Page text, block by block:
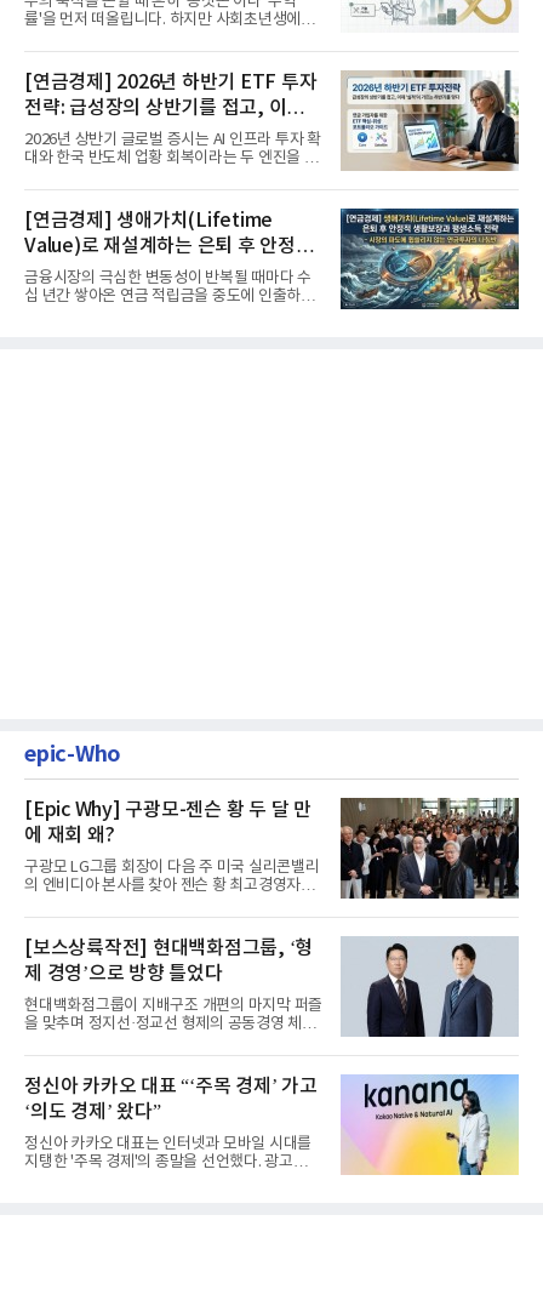
률'을 먼저 떠올립니다. 하지만 사회초년생에게
[연금경제] 2026년 하반기 ETF 투자
전략: 급성장의 상반기를 접고, 이제
'실적'이 가르는 하반기를 맞다
2026년 상반기 글로벌 증시는 AI 인프라 투자 확
대와 한국 반도체 업황 회복이라는 두 엔진을 달
[연금경제] 생애가치(Lifetime
Value)로 재설계하는 은퇴 후 안정적
생활보장과 평생소득 전략
금융시장의 극심한 변동성이 반복될 때마다 수
십 년간 쌓아온 연금 적립금을 중도에 인출하거
epic-Who
[Epic Why] 구광모-젠슨 황 두 달 만
에 재회 왜?
구광모 LG그룹 회장이 다음 주 미국 실리콘밸리
의 엔비디아 본사를 찾아 젠슨 황 최고경영자
[보스상륙작전] 현대백화점그룹, ‘형
제 경영’으로 방향 틀었다
현대백화점그룹이 지배구조 개편의 마지막 퍼즐
을 맞추며 정지선·정교선 형제의 공동경영 체제
정신아 카카오 대표 “‘주목 경제’ 가고
‘의도 경제’ 왔다”
정신아 카카오 대표는 인터넷과 모바일 시대를
지탱한 '주목 경제'의 종말을 선언했다. 광고를